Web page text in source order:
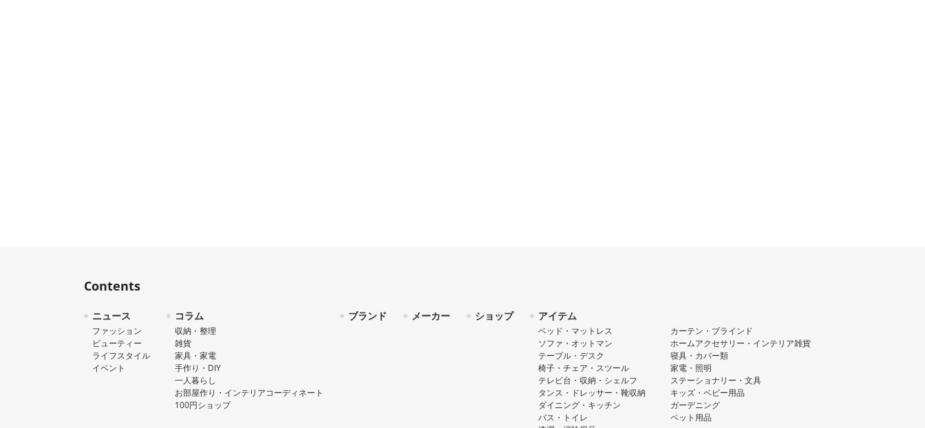
Contents
ニュース
ファッション
ビューティー
ライフスタイル
イベント
コラム
収納・整理
雑貨
家具・家電
手作り・DIY
一人暮らし
お部屋作り・インテリアコーディネート
100円ショップ
ブランド メーカー ショップ アイテム
ベッド・マットレス
ソファ・オットマン
テーブル・デスク
椅子・チェア・スツール
テレビ台・収納・シェルフ
タンス・ドレッサー・靴収納
ダイニング・キッチン
バス・トイレ
カーテン・ブラインド
ホームアクセサリー・インテリア雑貨
寝具・カバー類
家電・照明
ステーショナリー・文具
キッズ・ベビー用品
ガーデニング
ペット用品